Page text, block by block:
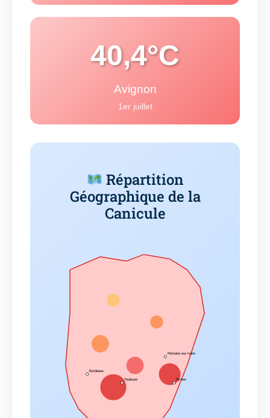
40,4°C
Avignon
1er juillet
Répartition
Géographique de la
Canicule
Bordeaux
Toulouse Nîmes
Romans-sur-Isère